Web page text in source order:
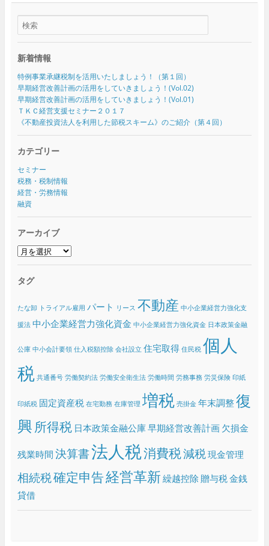
新着情報
特例事業承継税制を活用いたしましょう！（第１回）
早期経営改善計画の活用をしていきましょう！(Vol.02)
早期経営改善計画の活用をしていきましょう！(Vol.01)
ＴＫＣ経営支援セミナー２０１７
《不動産投資法人を利用した節税スキーム》のご紹介（第４回）
カテゴリー
セミナー
税務・税制情報
経営・労務情報
融資
アーカイブ
ア
イ
タグ
たな卸 トライアル雇用 パート リース 不動産 中小企業経営力強化支
援法 中小企業経営力強化資金 中小企業経営力強化資金 日本政策金融
公庫 中小会計要領 仕入税額控除 会社設立 住宅取得 住民税 個人
税 共通番号 労働契約法 労働安全衛生法 労働時間 労務事務 労災保険 印紙
印紙税 固定資産税 在宅勤務 在庫管理 増税 売掛金 年末調整復
興 所得税 日本政策金融公庫早期経営改善計画 欠損金
残業時間決算書法人税消費税減税現金管理
相続税確定申告経営革新繰越控除 贈与税金銭
貸借